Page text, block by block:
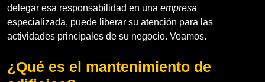
delegar esa responsabilidad en una empresa
especializada, puede liberar su atención para las
actividades principales de su negocio. Veamos.
¿Qué es el mantenimiento de